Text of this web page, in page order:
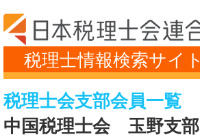
税理士情報検索サイト
税理士会支部会員一覧
中国税理士会 玉野支部